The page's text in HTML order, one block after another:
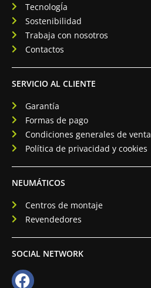
TecnologÍa
Sostenibilidad
Trabaja con nosotros
Contactos
SERVICIO AL CLIENTE
Garantía
Formas de pago
Condiciones generales de venta
Política de privacidad y cookies
NEUMÁTICOS
Centros de montaje
Revendedores
SOCIAL NETWORK